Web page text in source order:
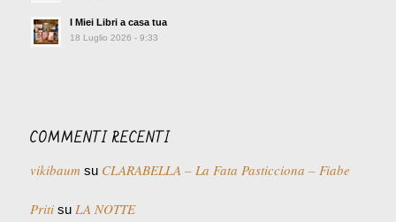
I Miei Libri a casa tua
18 Luglio 2026 - 9:33
COMMENTI RECENTI
vikibaumsu CLARABELLA – La Fata Pasticciona – Fiabe
Pritisu LA NOTTE